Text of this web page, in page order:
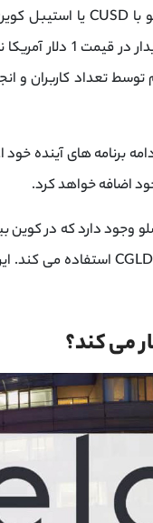
متعادل است تا
توسط تعداد کاربران
برنامه های آینده
سلو وجود دارد که در
می کند؟